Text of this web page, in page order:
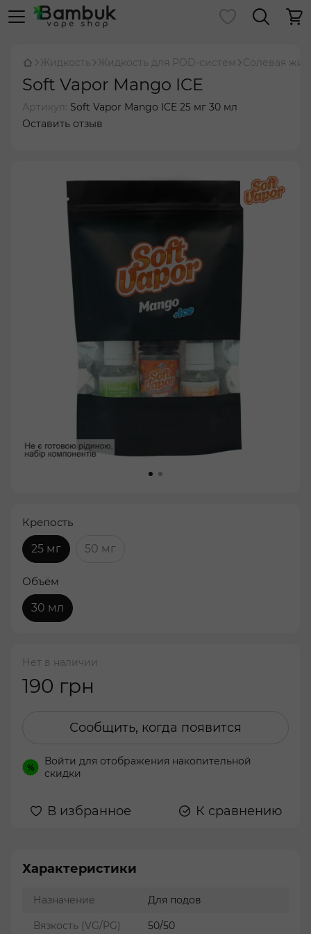
Жидкость Жидкость для POD-систем Солевая
Soft Vapor Mango ICE
Артикул: Soft Vapor Mango ICE 25 мг 30 мл
Оставить отзыв
Крепость
25 мг
50 мг
Объём
30 мл
Нет в наличии
190 грн
Сообщить, когда появится
% Войти для отображения накопительной
скидки
В избранное К сравнению
Характеристики
Назначение Для подов
Вязкость (VG/PG) 50/50